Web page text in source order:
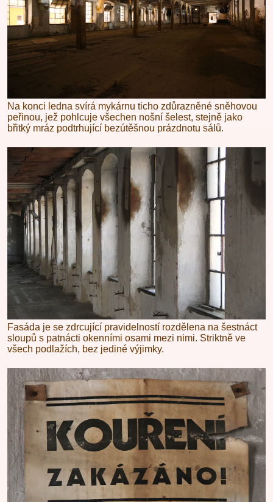
Na konci ledna svírá mykárnu ticho zdůrazněné sněhovou
peřinou, jež pohlcuje všechen nošní šelest, stejně jako
břitký mráz podtrhující bezútěšnou prázdnotu sálů.
Fasáda je se zdrcující pravidelností rozdělena na šestnáct
sloupů s patnácti okenními osami mezi nimi. Striktně ve
všech podlažích, bez jediné výjimky.